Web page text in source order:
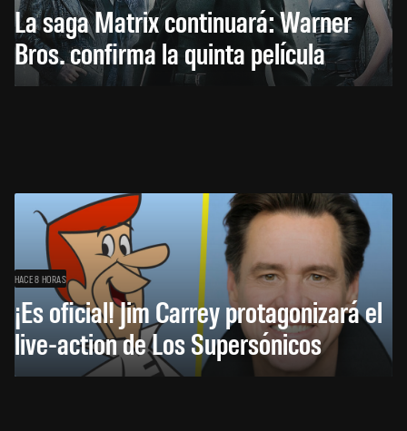
La saga Matrix continuará: Warner
Bros. confirma la quinta película
HACE 8 HORAS
¡Es oficial! Jim Carrey protagonizará el
live-action de Los Supersónicos